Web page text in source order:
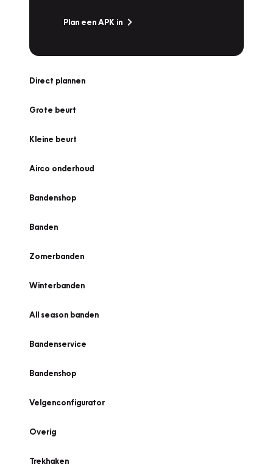
Plan een APK in
Direct plannen
Grote beurt
Kleine beurt
Airco onderhoud
Bandenshop
Banden
Zomerbanden
Winterbanden
All season banden
Bandenservice
Bandenshop
Velgenconfigurator
Overig
Trekhaken